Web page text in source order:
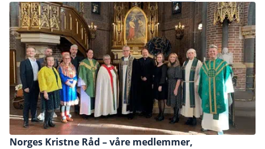
Norges Kristne Råd – våre medlemmer,